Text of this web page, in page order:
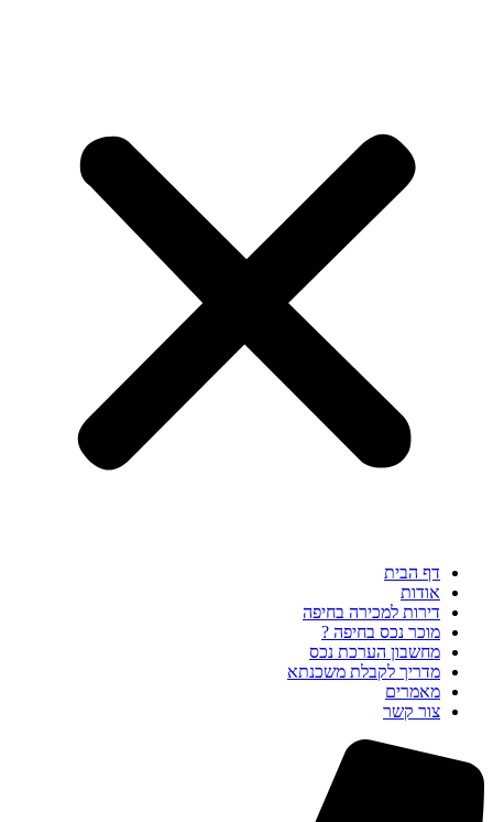
דף הבית
אודות
דירות למכירה בחיפה
מוכר נכס בחיפה ?
מחשבון הערכת נכס
מדריך לקבלת משכנתא
מאמרים
צור קשר